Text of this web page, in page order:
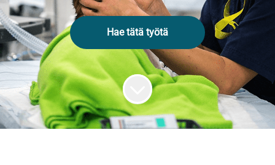
Hae tätä työtä